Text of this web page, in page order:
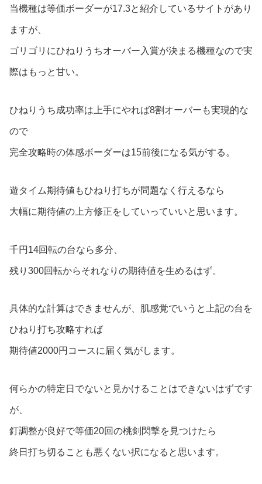
当機種は等価ボーダーが17.3と紹介しているサイトがあり
ますが、
ゴリゴリにひねりうちオーバー入賞が決まる機種なので実
際はもっと甘い。
ひねりうち成功率は上手にやれば8割オーバーも実現的な
ので
完全攻略時の体感ボーダーは15前後になる気がする。
遊タイム期待値もひねり打ちが問題なく行えるなら
大幅に期待値の上方修正をしていっていいと思います。
千円14回転の台なら多分、
残り300回転からそれなりの期待値を生めるはず。
具体的な計算はできませんが、肌感覚でいうと上記の台を
ひねり打ち攻略すれば
期待値2000円コースに届く気がします。
何らかの特定日でないと見かけることはできないはずです
が、
釘調整が良好で等価20回の桃剣閃撃を見つけたら
終日打ち切ることも悪くない択になると思います。